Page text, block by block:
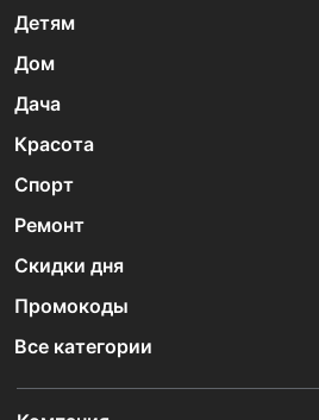
Детям
Дом
Дача
Красота
Спорт
Ремонт
Скидки дня
Промокоды
Все категории